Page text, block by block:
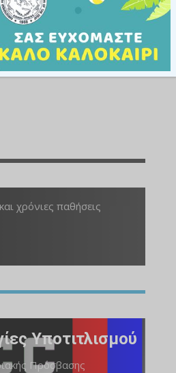
χρόνιες παθήσεις
Υποτιτλισμού
Πρόσβασης